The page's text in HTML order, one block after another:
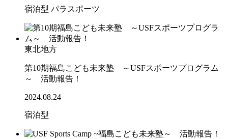
宿泊型 パラスポーツ
東北地方
第10期福島こども未来塾 ～USFスポーツプログラム
～ 活動報告！
2024.08.24
宿泊型